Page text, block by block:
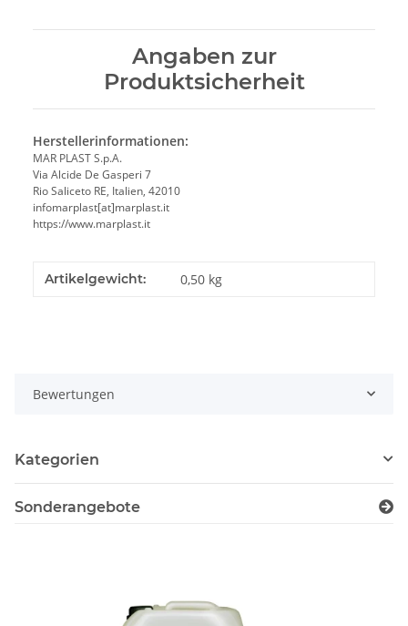
Angaben zur
Produktsicherheit
Herstellerinformationen:
MAR PLAST S.p.A.
Via Alcide De Gasperi 7
Rio Saliceto RE, Italien, 42010
infomarplast[at]marplast.it
https://www.marplast.it
Artikelgewicht: 0,50 kg
Bewertungen
Kategorien
Sonderangebote